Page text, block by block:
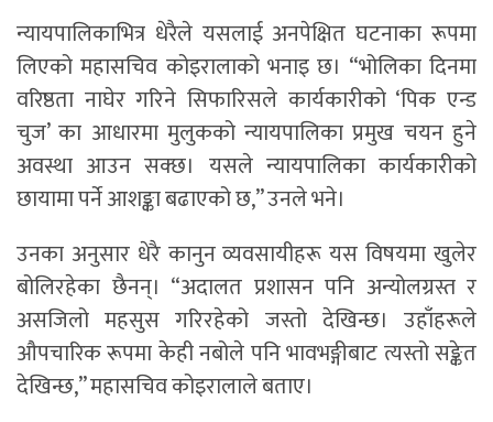
न्यायपालिकाभित्र धेरैले यसलाई अनपेक्षित घटनाका रूपमा
लिएको महासचिव कोइरालाको भनाइ छ। “भोलिका दिनमा
वरिष्ठता नाघेर गरिने सिफारिसले कार्यकारीको ‘पिक एन्ड
चुज’ का आधारमा मुलुकको न्यायपालिका प्रमुख चयन हुने
अवस्था आउन सक्छ। यसले न्यायपालिका कार्यकारीको
छायामा पर्ने आशङ्का बढाएको छ,” उनले भने।
उनका अनुसार धेरै कानुन व्यवसायीहरू यस विषयमा खुलेर
बोलिरहेका छैनन्। “अदालत प्रशासन पनि अन्योलग्रस्त र
असजिलो महसुस गरिरहेको जस्तो देखिन्छ। उहाँहरूले
औपचारिक रूपमा केही नबोले पनि भावभङ्गीबाट त्यस्तो सङ्केत
देखिन्छ,” महासचिव कोइरालाले बताए।